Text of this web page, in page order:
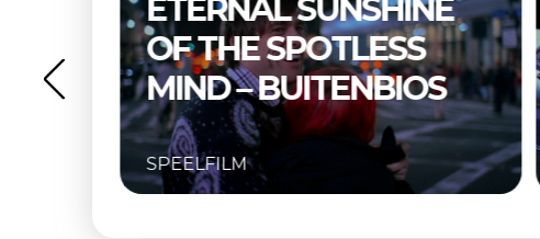
THELMA & LOUISE –
BUITENBIOS
SPEELFILM